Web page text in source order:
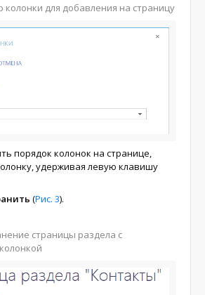
для добавления на страницу
порядок колонок на странице,
удерживая левую клавишу
(Рис. 3).
страницы раздела с